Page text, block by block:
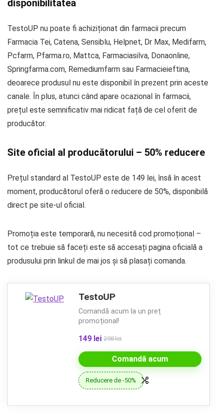
disponibilitatea
TestoUP nu poate fi achiziționat din farmacii precum
Farmacia Tei, Catena, Sensiblu, Helpnet, Dr Max, Medifarm,
Pcfarm, Pfarma.ro, Mattca, Farmaciasilva, Donaonline,
Springfarma.com, Remediumfarm sau Farmacieieftina,
deoarece produsul nu este disponibil în prezent prin aceste
canale. În plus, atunci când apare ocazional în farmacii,
prețul este semnificativ mai ridicat față de cel oferit de
producător.
Site oficial al producătorului – 50% reducere
Prețul standard al TestoUP este de 149 lei, însă în acest
moment, producătorul oferă o reducere de 50%, disponibilă
direct pe site-ul oficial.
Promoția este temporară, nu necesită cod promoțional –
tot ce trebuie să faceți este să accesați pagina oficială a
produsului prin linkul de mai jos și să plasați comanda.
TestoUP
Comandă acum la un preț
promoțional!
149 lei 298 lei
Comandă acum
Reducere de -50%